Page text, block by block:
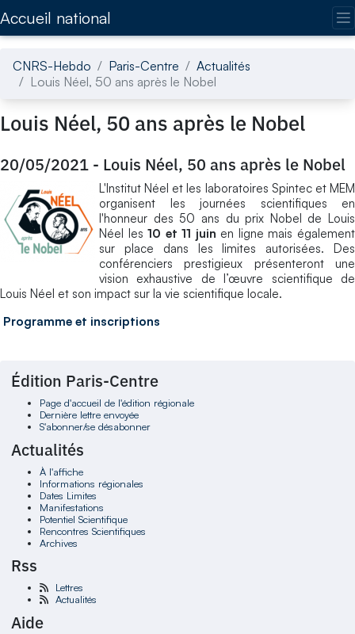
Accueil national
CNRS-Hebdo Paris-Centre
Actualités
Louis Néel, 50 ans après le Nobel
Louis Néel, 50 ans après le Nobel
20/05/2021 - Louis Néel, 50 ans après le Nobel
L'Institut Néel et les laboratoires Spintec et MEM
organisent les journées scientifiques en
l'honneur des 50 ans du prix Nobel de Louis
Néel les10 et 11 juin en ligne mais également
sur place dans les limites autorisées. Des
conférenciers prestigieux présenteront une
vision exhaustive de l’œuvre scientifique de
Louis Néel et son impact sur la vie scientifique locale.
Programme et inscriptions
Édition Paris-Centre
Page d'accueil de l'édition régionale
Dernière lettre envoyée
S'abonner/se désabonner
Actualités
À l'affiche
Informations régionales
Dates Limites
Manifestations
Potentiel Scientifique
Rencontres Scientifiques
Archives
Rss
Lettres
Actualités
Aide